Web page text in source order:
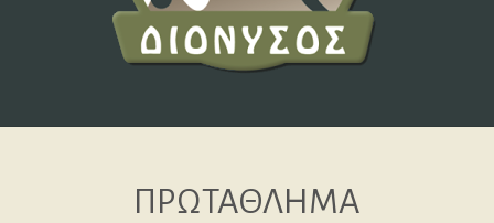
ΠΡΩΤΑΘΛΗΜΑ